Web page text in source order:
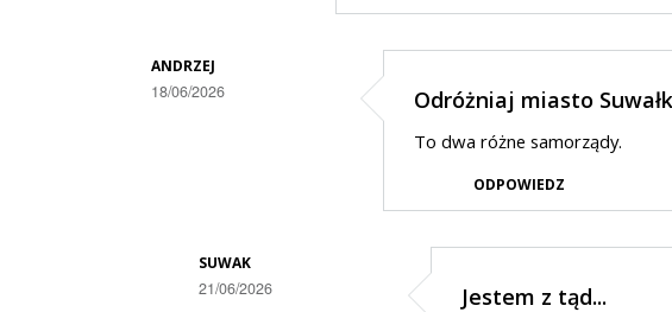
ANDRZEJ
18/06/2026
odpowiedzi
Odróżniaj miasto
To dwa różne samorządy.
ODPOWIEDZ
SUWAK
21/06/2026 Jestem z tąd...